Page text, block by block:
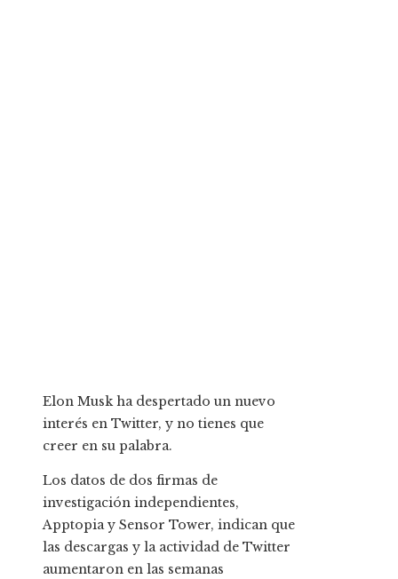
Elon Musk ha despertado un nuevo
interés en Twitter, y no tienes que
creer en su palabra.
Los datos de dos firmas de
investigación independientes,
Apptopia y Sensor Tower, indican que
las descargas y la actividad de Twitter
aumentaron en las semanas